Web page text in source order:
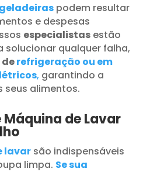
geladeiraspodem resultar
e despesas
especialistasestão
solucionar qualquer falha,
refrigeração ou em
, garantindo a
seus alimentos.
de Lavar
lavar são indispensáveis
limpa. Se sua